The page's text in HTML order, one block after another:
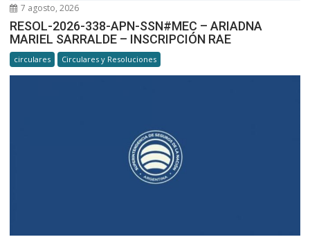
7 agosto, 2026
RESOL-2026-338-APN-SSN#MEC – ARIADNA
MARIEL SARRALDE – INSCRIPCIÓN RAE
circulares Circulares y Resoluciones